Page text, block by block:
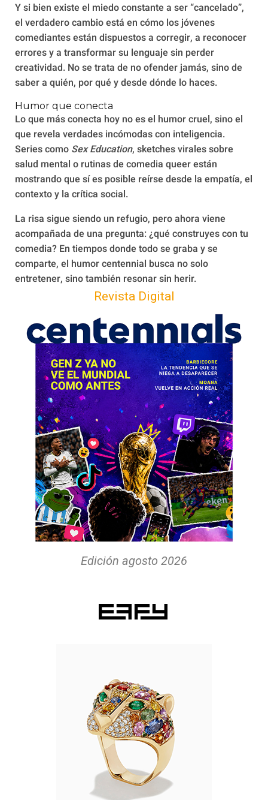
Y si bien existe el miedo constante a ser “cancelado”,
el verdadero cambio está en cómo los jóvenes
comediantes están dispuestos a corregir, a reconocer
errores y a transformar su lenguaje sin perder
creatividad. No se trata de no ofender jamás, sino de
saber a quién, por qué y desde dónde lo haces.
Humor que conecta
Lo que más conecta hoy no es el humor cruel, sino el
que revela verdades incómodas con inteligencia.
Series como Sex Education, sketches virales sobre
salud mental o rutinas de comedia queer están
mostrando que sí es posible reírse desde la empatía, el
contexto y la crítica social.
La risa sigue siendo un refugio, pero ahora viene
acompañada de una pregunta: ¿qué construyes con tu
comedia? En tiempos donde todo se graba y se
comparte, el humor centennial busca no solo
entretener, sino también resonar sin herir.
Revista Digital
Edición agosto 2026